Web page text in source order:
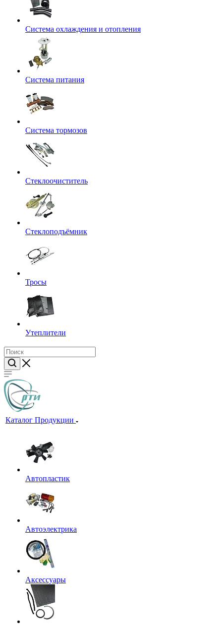
Система охлаждения и отопления
Система питания
Система тормозов
Стеклоочиститель
Стеклоподъёмник
Тросы
Утеплители
Каталог Продукции
Автопластик
Автоэлектрика
Аксессуары